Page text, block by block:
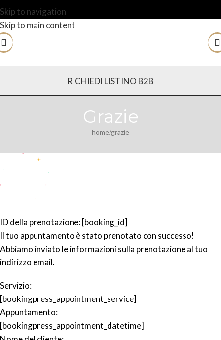
Skip to navigation
Skip to main content
RICHIEDI LISTINO B2B
Grazie
home grazie
ID della prenotazione: [booking_id]
Il tuo appuntamento è stato prenotato con successo!
Abbiamo inviato le informazioni sulla prenotazione al tuo
indirizzo email.
Servizio:
[bookingpress_appointment_service]
Appuntamento:
[bookingpress_appointment_datetime]